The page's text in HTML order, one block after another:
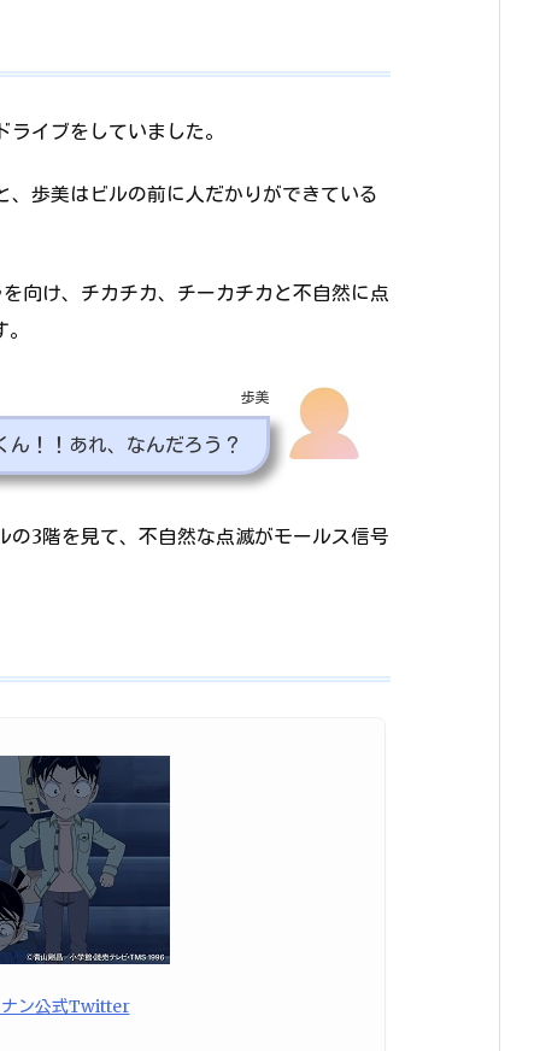
イブをしていました。
歩美はビルの前に人だかりができている
向け、チカチカ、チーカチカと不自然に点
歩美
ん！！あれ、なんだろう？
3階を見て、不自然な点滅がモールス信号
ン公式Twitter